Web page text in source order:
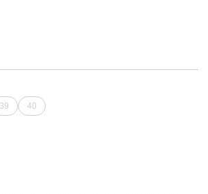
39 40